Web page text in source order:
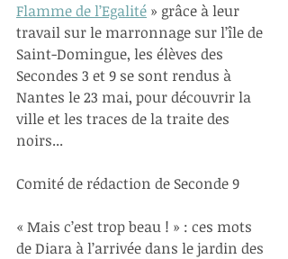
Flamme de l’Egalité » grâce à leur
travail sur le marronnage sur l’île de
Saint-Domingue, les élèves des
Secondes 3 et 9 se sont rendus à
Nantes le 23 mai, pour découvrir la
ville et les traces de la traite des
noirs...
Comité de rédaction de Seconde 9
« Mais c’est trop beau ! » : ces mots
de Diara à l’arrivée dans le jardin des